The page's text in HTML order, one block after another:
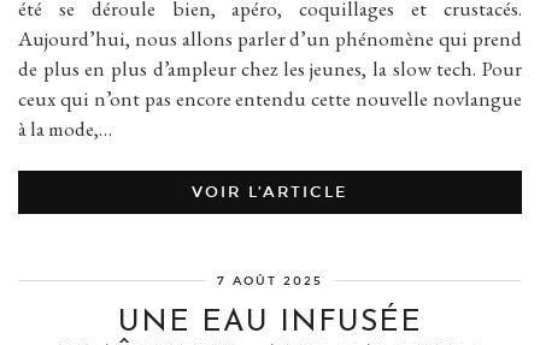
été se déroule bien, apéro, coquillages et crustacés.
Aujourd’hui, nous allons parler d’un phénomène qui prend
de plus en plus d’ampleur chez les jeunes, la slow tech. Pour
ceux qui n’ont pas encore entendu cette nouvelle novlangue
à la mode,…
VOIR L’ARTICLE
7 AOÛT 2025
UNE EAU INFUSÉE